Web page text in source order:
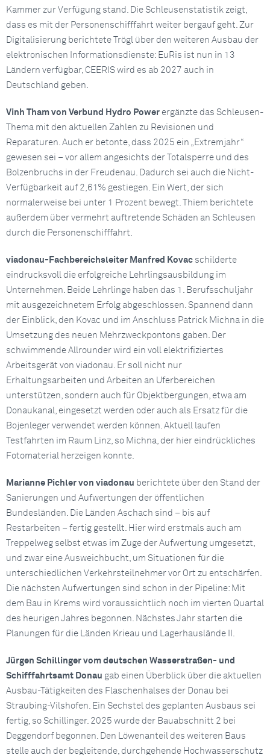
Kammer zur Verfügung stand. Die Schleusenstatistik zeigt,
dass es mit der Personenschifffahrt weiter bergauf geht. Zur
Digitalisierung berichtete Trögl über den weiteren Ausbau der
elektronischen Informationsdienste: EuRis ist nun in 13
Ländern verfügbar, CEERIS wird es ab 2027 auch in
Deutschland geben.
Vinh Tham von Verbund Hydro Power ergänzte das Schleusen-
Thema mit den aktuellen Zahlen zu Revisionen und
Reparaturen. Auch er betonte, dass 2025 ein „Extremjahr“
gewesen sei – vor allem angesichts der Totalsperre und des
Bolzenbruchs in der Freudenau. Dadurch sei auch die Nicht-
Verfügbarkeit auf 2,61% gestiegen. Ein Wert, der sich
normalerweise bei unter 1 Prozent bewegt. Thiem berichtete
außerdem über vermehrt auftretende Schäden an Schleusen
durch die Personenschifffahrt.
viadonau-Fachbereichsleiter Manfred Kovac schilderte
eindrucksvoll die erfolgreiche Lehrlingsausbildung im
Unternehmen. Beide Lehrlinge haben das 1. Berufsschuljahr
mit ausgezeichnetem Erfolg abgeschlossen. Spannend dann
der Einblick, den Kovac und im Anschluss Patrick Michna in die
Umsetzung des neuen Mehrzweckpontons gaben. Der
schwimmende Allrounder wird ein voll elektrifiziertes
Arbeitsgerät von viadonau. Er soll nicht nur
Erhaltungsarbeiten und Arbeiten an Uferbereichen
unterstützen, sondern auch für Objektbergungen, etwa am
Donaukanal, eingesetzt werden oder auch als Ersatz für die
Bojenleger verwendet werden können. Aktuell laufen
Testfahrten im Raum Linz, so Michna, der hier eindrückliches
Fotomaterial herzeigen konnte.
Marianne Pichler von viadonau berichtete über den Stand der
Sanierungen und Aufwertungen der öffentlichen
Bundesländen. Die Länden Aschach sind – bis auf
Restarbeiten – fertig gestellt. Hier wird erstmals auch am
Treppelweg selbst etwas im Zuge der Aufwertung umgesetzt,
und zwar eine Ausweichbucht, um Situationen für die
unterschiedlichen Verkehrsteilnehmer vor Ort zu entschärfen.
Die nächsten Aufwertungen sind schon in der Pipeline: Mit
dem Bau in Krems wird voraussichtlich noch im vierten Quartal
des heurigen Jahres begonnen. Nächstes Jahr starten die
Planungen für die Länden Krieau und Lagerhauslände II.
Jürgen Schillinger vom deutschen Wasserstraßen- und
Schifffahrtsamt Donau gab einen Überblick über die aktuellen
Ausbau-Tätigkeiten des Flaschenhalses der Donau bei
Straubing-Vilshofen. Ein Sechstel des geplanten Ausbaus sei
fertig, so Schillinger. 2025 wurde der Bauabschnitt 2 bei
Deggendorf begonnen. Den Löwenanteil des weiteren Baus
stelle auch der begleitende, durchgehende Hochwasserschutz